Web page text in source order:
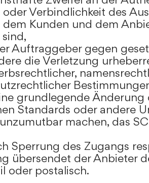
Verbindlichkeit des
dem Kunden und dem
Auftraggeber gegen
die Verletzung
grundlegende Änderung
Standards oder andere
machen, das
Sperrung des Zugangs
übersendet der Anbieter
oder postalisch.